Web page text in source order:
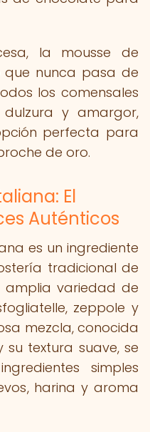
la mousse de
que nunca pasa de
los comensales
y amargor,
perfecta para
de oro.
El
Auténticos
es un ingrediente
tradicional de
amplia variedad de
zeppole y
mezcla, conocida
textura suave, se
simples
harina y aroma